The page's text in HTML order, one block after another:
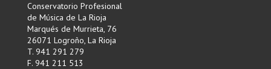
Conservatorio Profesional
de Música de La Rioja
Marqués de Murrieta, 76
26071 Logroño, La Rioja
T. 941 291 279
F. 941 211 513